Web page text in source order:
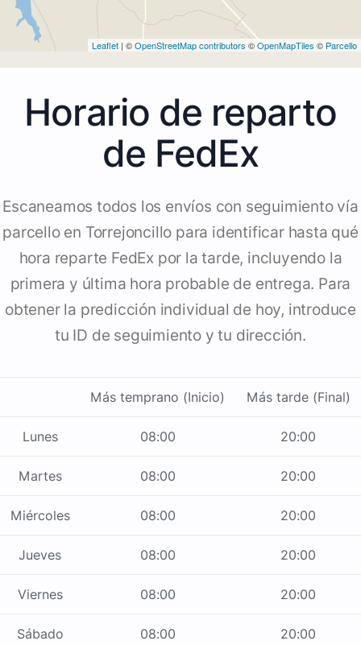
Leaflet | ©OpenStreetMap contributors ©OpenMapTiles © Parcello
Horario de reparto
de FedEx
Escaneamos todos los envíos con seguimiento vía
parcello en Torrejoncillo para identificar hasta qué
hora reparte FedEx por la tarde, incluyendo la
primera y última hora probable de entrega. Para
obtener la predicción individual de hoy, introduce
tu ID de seguimiento y tu dirección.
Más temprano (Inicio) Más tarde (Final)
Lunes 08:00 20:00
Martes 08:00 20:00
Miércoles 08:00 20:00
Jueves 08:00 20:00
Viernes 08:00 20:00
Sábado 08:00 20:00